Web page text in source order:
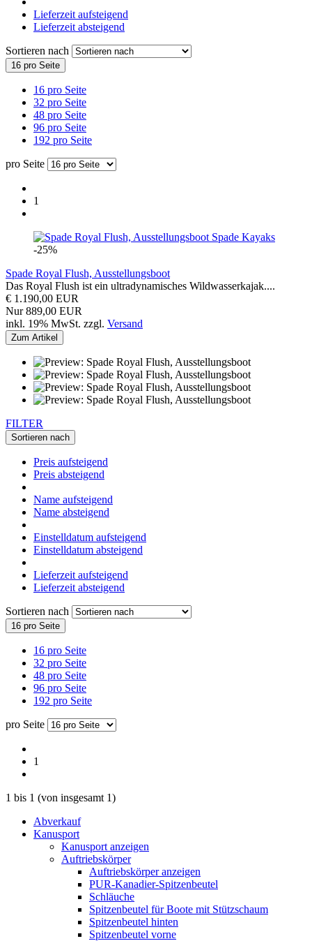
Lieferzeit aufsteigend
Lieferzeit absteigend
Sortieren nach
16 pro Seite
16 pro Seite
32 pro Seite
48 pro Seite
96 pro Seite
192 pro Seite
pro Seite
1
Spade Kayaks
-25%
Spade Royal Flush, Ausstellungsboot
Das Royal Flush ist ein ultradynamisches Wildwasserkajak....
€ 1.190,00 EUR
Nur 889,00 EUR
inkl. 19% MwSt. zzgl. Versand
Zum Artikel
FILTER
Sortieren nach
Preis aufsteigend
Preis absteigend
Name aufsteigend
Name absteigend
Einstelldatum aufsteigend
Einstelldatum absteigend
Lieferzeit aufsteigend
Lieferzeit absteigend
Sortieren nach
16 pro Seite
16 pro Seite
32 pro Seite
48 pro Seite
96 pro Seite
192 pro Seite
pro Seite
1
1 bis 1 (von insgesamt 1)
Abverkauf
Kanusport
Kanusport anzeigen
Auftriebskörper
Auftriebskörper anzeigen
PUR-Kanadier-Spitzenbeutel
Schläuche
Spitzenbeutel für Boote mit Stützschaum
Spitzenbeutel hinten
Spitzenbeutel vorne